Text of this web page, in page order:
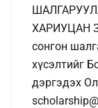
ХАРИУЦАН
сонгон
хүсэлтийг
дэргэдэх